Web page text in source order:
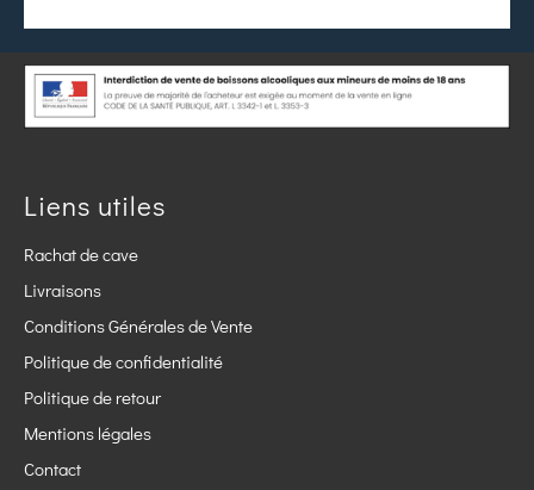
Liens utiles
Rachat de cave
Livraisons
Conditions Générales de Vente
Politique de confidentialité
Politique de retour
Mentions légales
Contact